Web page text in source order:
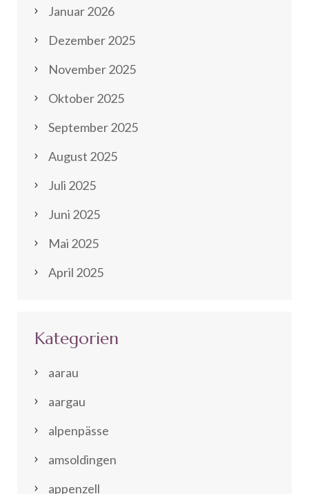
Januar 2026
Dezember 2025
November 2025
Oktober 2025
September 2025
August 2025
Juli 2025
Juni 2025
Mai 2025
April 2025
Kategorien
aarau
aargau
alpenpässe
amsoldingen
appenzell